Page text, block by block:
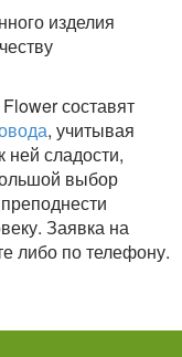
изделия
составят
, учитывая
ней сладости,
выбор
Заявка на
либо по телефону.